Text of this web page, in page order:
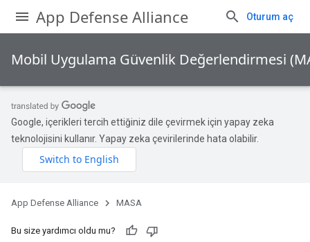
App Defense Alliance Oturum aç
Mobil Uygulama Güvenlik Değerlendirmesi
Google, içerikleri tercih ettiğiniz dile çevirmek için yapay zeka
teknolojisini kullanır. Yapay zeka çevirilerinde hata olabilir.
App Defense Alliance MASA
Bu size yardımcı oldu mu?